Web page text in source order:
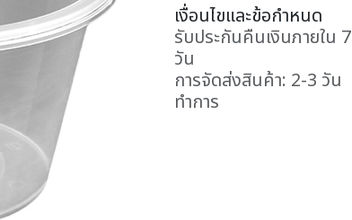
เงื่อนไขและข้อกำหนด
รับประกันคืนเงินภายใน 7
วัน
การจัดส่งสินค้า: 2-3 วัน
ทำการ